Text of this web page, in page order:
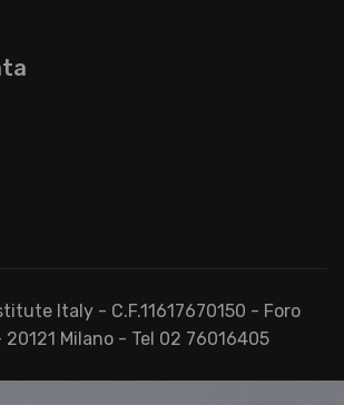
Italy - C.F.11617670150 - Foro
Milano - Tel 02 76016405